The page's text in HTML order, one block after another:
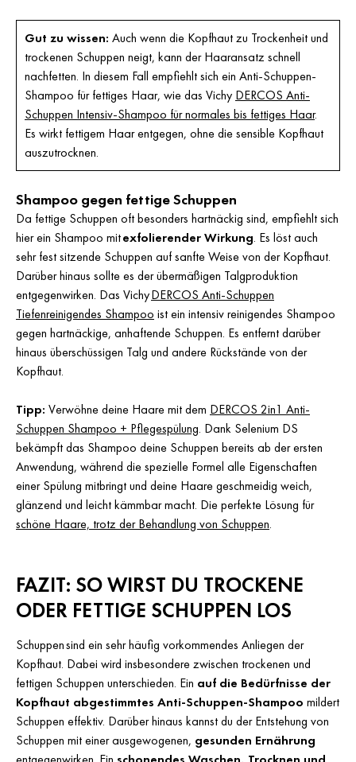
Gut zu wissen: Auch wenn die Kopfhaut zu Trockenheit und
trockenen Schuppen neigt, kann der Haaransatz schnell
nachfetten. In diesem Fall empfiehlt sich ein Anti-Schuppen-
Shampoo für fettiges Haar, wie das Vichy DERCOS Anti-
Schuppen Intensiv-Shampoo für normales bis fettiges Haar.
Es wirkt fettigem Haar entgegen, ohne die sensible Kopfhaut
auszutrocknen.
Shampoo gegen fettige Schuppen
Da fettige Schuppen oft besonders hartnäckig sind, empfiehlt sich
hier ein Shampoo mitexfolierender Wirkung. Es löst auch
sehr fest sitzende Schuppen auf sanfte Weise von der Kopfhaut.
Darüber hinaus sollte es der übermäßigen Talgproduktion
entgegenwirken. Das VichyDERCOS Anti-Schuppen
Tiefenreinigendes Shampoo ist ein intensiv reinigendes Shampoo
gegen hartnäckige, anhaftende Schuppen. Es entfernt darüber
hinaus überschüssigen Talg und andere Rückstände von der
Kopfhaut.
Tipp: Verwöhne deine Haare mit dem DERCOS 2in1 Anti-
Schuppen Shampoo + Pflegespülung. Dank Selenium DS
bekämpft das Shampoo deine Schuppen bereits ab der ersten
Anwendung, während die spezielle Formel alle Eigenschaften
einer Spülung mitbringt und deine Haare geschmeidig weich,
glänzend und leicht kämmbar macht. Die perfekte Lösung für
schöne Haare, trotz der Behandlung von Schuppen.
FAZIT: SO WIRST DU TROCKENE
ODER FETTIGE SCHUPPEN LOS
Schuppen sind ein sehr häufig vorkommendes Anliegen der
Kopfhaut. Dabei wird insbesondere zwischen trockenen und
fettigen Schuppen unterschieden. Ein auf die Bedürfnisse der
Kopfhaut abgestimmtes Anti-Schuppen-Shampoo mildert
Schuppen effektiv. Darüber hinaus kannst du der Entstehung von
Schuppen mit einer ausgewogenen, gesunden Ernährung